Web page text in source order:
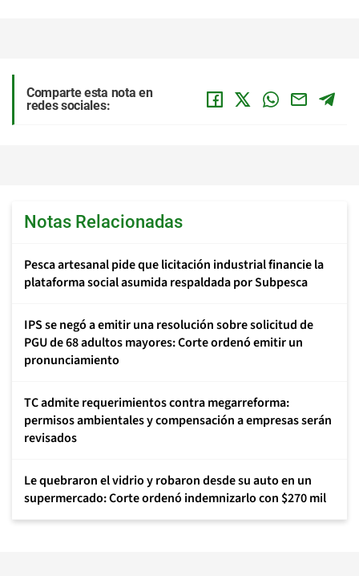
Comparte esta nota en
redes sociales:
Notas Relacionadas
Pesca artesanal pide que licitación industrial financie la
plataforma social asumida respaldada por Subpesca
IPS se negó a emitir una resolución sobre solicitud de
PGU de 68 adultos mayores: Corte ordenó emitir un
pronunciamiento
TC admite requerimientos contra megarreforma:
permisos ambientales y compensación a empresas serán
revisados
Le quebraron el vidrio y robaron desde su auto en un
supermercado: Corte ordenó indemnizarlo con $270 mil